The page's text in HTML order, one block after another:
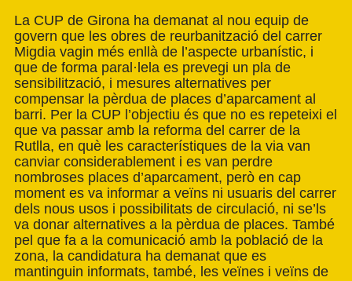
La CUP de Girona ha demanat al nou equip de
govern que les obres de reurbanització del carrer
Migdia vagin més enllà de l’aspecte urbanístic, i
que de forma paral·lela es prevegi un pla de
sensibilització, i mesures alternatives per
compensar la pèrdua de places d’aparcament al
barri. Per la CUP l’objectiu és que no es repeteixi el
que va passar amb la reforma del carrer de la
Rutlla, en què les característiques de la via van
canviar considerablement i es van perdre
nombroses places d’aparcament, però en cap
moment es va informar a veïns ni usuaris del carrer
dels nous usos i possibilitats de circulació, ni se’ls
va donar alternatives a la pèrdua de places. També
pel que fa a la comunicació amb la població de la
zona, la candidatura ha demanat que es
mantinguin informats, també, les veïnes i veïns de